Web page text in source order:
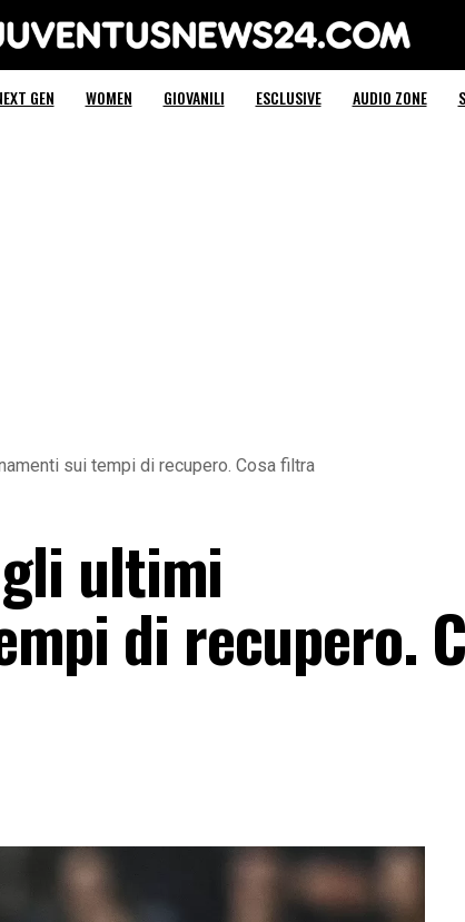
Juventus News 24
GEN WOMEN GIOVANILI ESCLUSIVE AUDIO ZONE
sui tempi di recupero. Cosa filtra
ultimi
di recupero.